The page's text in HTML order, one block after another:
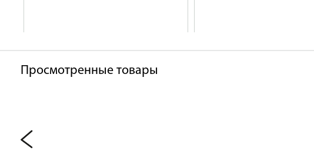
Просмотренные товары